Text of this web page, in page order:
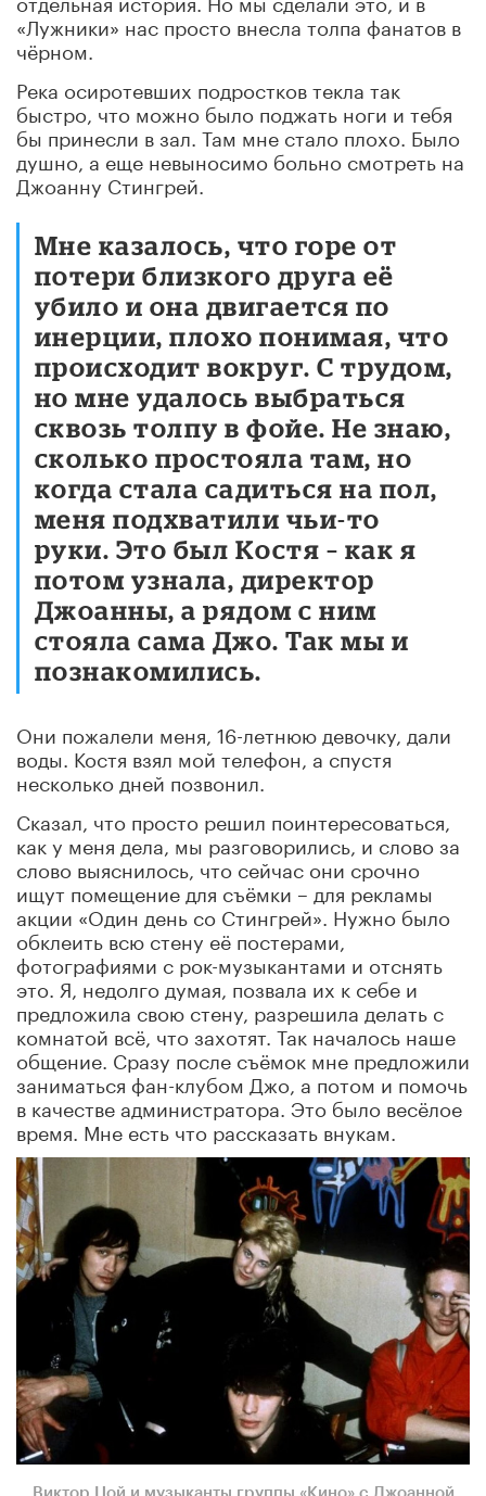
«Лужники» нас просто внесла толпа фанатов в
чёрном.
Река осиротевших подростков текла так
быстро, что можно было поджать ноги и тебя
бы принесли в зал. Там мне стало плохо. Было
душно, а еще невыносимо больно смотреть на
Джоанну Стингрей.
Мне казалось, что горе от
потери близкого друга её
убило и она двигается по
инерции, плохо понимая, что
происходит вокруг. С трудом,
но мне удалось выбраться
сквозь толпу в фойе. Не знаю,
сколько простояла там, но
когда стала садиться на пол,
меня подхватили чьи-то
руки. Это был Костя – как я
потом узнала, директор
Джоанны, а рядом с ним
стояла сама Джо. Так мы и
познакомились.
Они пожалели меня, 16-летнюю девочку, дали
воды. Костя взял мой телефон, а спустя
несколько дней позвонил.
Сказал, что просто решил поинтересоваться,
как у меня дела, мы разговорились, и слово за
слово выяснилось, что сейчас они срочно
ищут помещение для съёмки – для рекламы
акции «Один день со Стингрей». Нужно было
обклеить всю стену её постерами,
фотографиями с рок-музыкантами и отснять
это. Я, недолго думая, позвала их к себе и
предложила свою стену, разрешила делать с
комнатой всё, что захотят. Так началось наше
общение. Сразу после съёмок мне предложили
заниматься фан-клубом Джо, а потом и помочь
в качестве администратора. Это было весёлое
время. Мне есть что рассказать внукам.